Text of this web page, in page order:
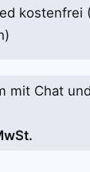
kostenfrei
mit Chat